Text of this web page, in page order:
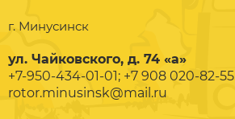
г. Минусинск
ул. Чайковского, д. 74 «а»
+7-950-434-01-01; +7 908 020-82-55
rotor.minusinsk@mail.ru